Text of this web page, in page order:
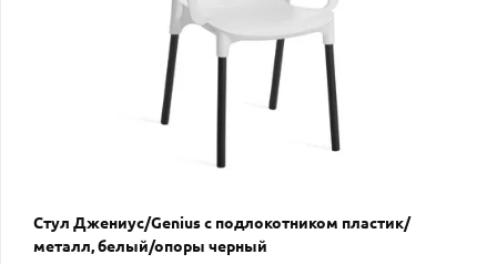
Стул Джениус/Genius с подлокотником пластик/
металл, белый/опоры черный